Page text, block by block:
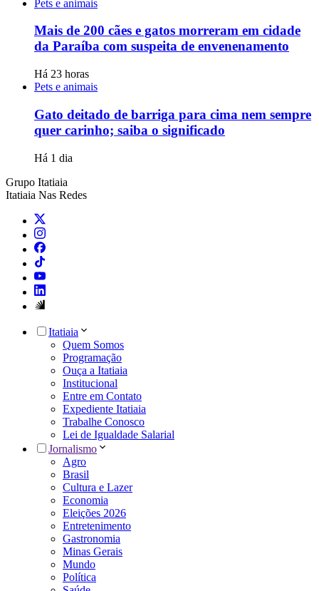
Pets e animais
Mais de 200 cães e gatos morreram em cidade
da Paraíba com suspeita de envenenamento
Há 23 horas
Pets e animais
Gato deitado de barriga para cima nem sempre
quer carinho; saiba o significado
Há 1 dia
Grupo Itatiaia
Itatiaia Nas Redes
Itatiaia
Quem Somos
Programação
Ouça a Itatiaia
Institucional
Entre em Contato
Expediente Itatiaia
Trabalhe Conosco
Lei de Igualdade Salarial
Jornalismo
Agro
Brasil
Cultura e Lazer
Economia
Eleições 2026
Entretenimento
Gastronomia
Minas Gerais
Mundo
Política